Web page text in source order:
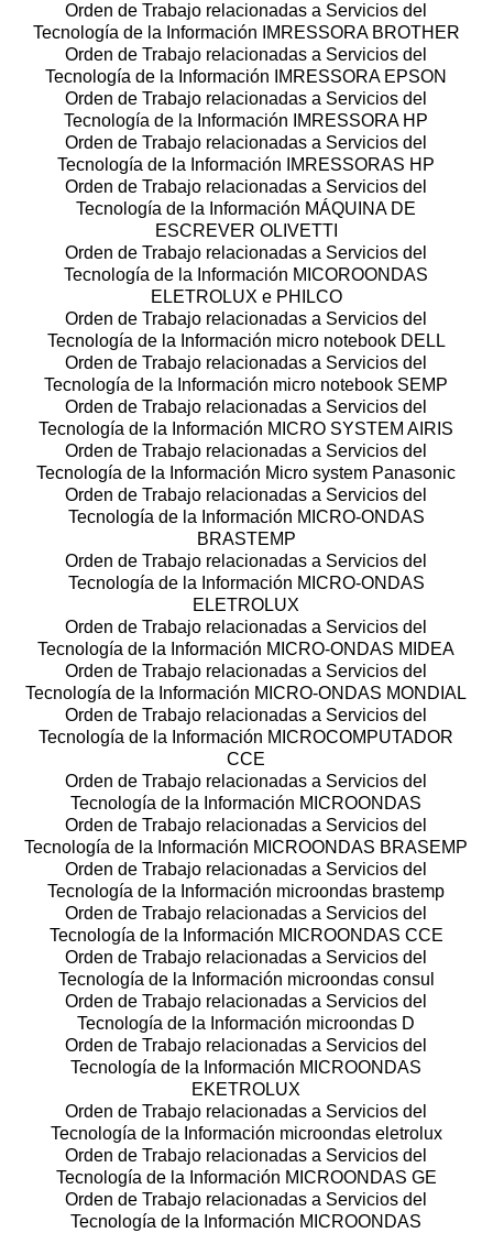
Orden de Trabajo relacionadas a Servicios del
Tecnología de la Información IMRESSORA BROTHER
Orden de Trabajo relacionadas a Servicios del
Tecnología de la Información IMRESSORA EPSON
Orden de Trabajo relacionadas a Servicios del
Tecnología de la Información IMRESSORA HP
Orden de Trabajo relacionadas a Servicios del
Tecnología de la Información IMRESSORAS HP
Orden de Trabajo relacionadas a Servicios del
Tecnología de la Información MÁQUINA DE
ESCREVER OLIVETTI
Orden de Trabajo relacionadas a Servicios del
Tecnología de la Información MICOROONDAS
ELETROLUX e PHILCO
Orden de Trabajo relacionadas a Servicios del
Tecnología de la Información micro notebook DELL
Orden de Trabajo relacionadas a Servicios del
Tecnología de la Información micro notebook SEMP
Orden de Trabajo relacionadas a Servicios del
Tecnología de la Información MICRO SYSTEM AIRIS
Orden de Trabajo relacionadas a Servicios del
Tecnología de la Información Micro system Panasonic
Orden de Trabajo relacionadas a Servicios del
Tecnología de la Información MICRO-ONDAS
BRASTEMP
Orden de Trabajo relacionadas a Servicios del
Tecnología de la Información MICRO-ONDAS
ELETROLUX
Orden de Trabajo relacionadas a Servicios del
Tecnología de la Información MICRO-ONDAS MIDEA
Orden de Trabajo relacionadas a Servicios del
Tecnología de la Información MICRO-ONDAS MONDIAL
Orden de Trabajo relacionadas a Servicios del
Tecnología de la Información MICROCOMPUTADOR
CCE
Orden de Trabajo relacionadas a Servicios del
Tecnología de la Información MICROONDAS
Orden de Trabajo relacionadas a Servicios del
Tecnología de la Información MICROONDAS BRASEMP
Orden de Trabajo relacionadas a Servicios del
Tecnología de la Información microondas brastemp
Orden de Trabajo relacionadas a Servicios del
Tecnología de la Información MICROONDAS CCE
Orden de Trabajo relacionadas a Servicios del
Tecnología de la Información microondas consul
Orden de Trabajo relacionadas a Servicios del
Tecnología de la Información microondas D
Orden de Trabajo relacionadas a Servicios del
Tecnología de la Información MICROONDAS
EKETROLUX
Orden de Trabajo relacionadas a Servicios del
Tecnología de la Información microondas eletrolux
Orden de Trabajo relacionadas a Servicios del
Tecnología de la Información MICROONDAS GE
Orden de Trabajo relacionadas a Servicios del
Tecnología de la Información MICROONDAS